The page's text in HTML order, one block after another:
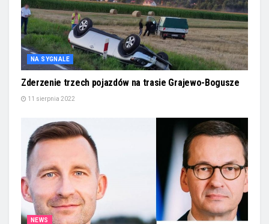
NA SYGNALE
Zderzenie trzech pojazdów na trasie Grajewo-Bogusze
11 sierpnia 2022
NEWS